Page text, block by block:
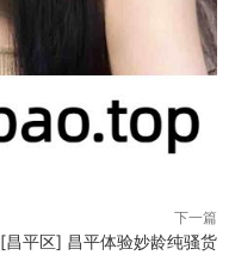
下一篇
[昌平区] 昌平体验妙龄纯骚货